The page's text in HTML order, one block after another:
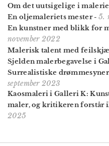
Om det uutsigelige i
En oljemaleriets mester- 5.
En kunstner med blikk for
november 2022
Malerisk talent med
Sjelden malerbegavelse i
Surrealistiske
september 2023
Kaosmaleri i Galleri K:
maler, og kritikeren forstår
2025